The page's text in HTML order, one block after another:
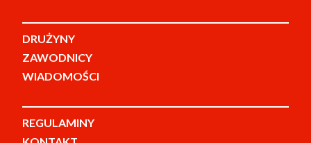
DRUŻYNY
ZAWODNICY
WIADOMOŚCI
REGULAMINY